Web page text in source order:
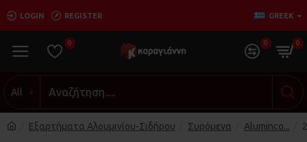
LOGIN REGISTER GREEK
0 0 0
All
Εξαρτήματα Αλουμινίου-Σιδήρου Συρόμενα Aluminco...